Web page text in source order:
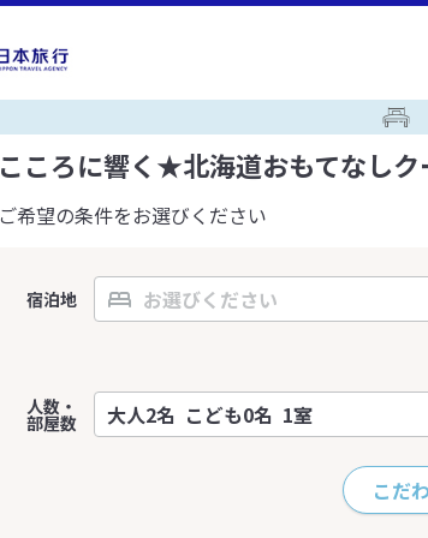
こころに響く★北海道おもてなし
ご希望の条件をお選びください
宿泊地
人数・
部屋数
こだ